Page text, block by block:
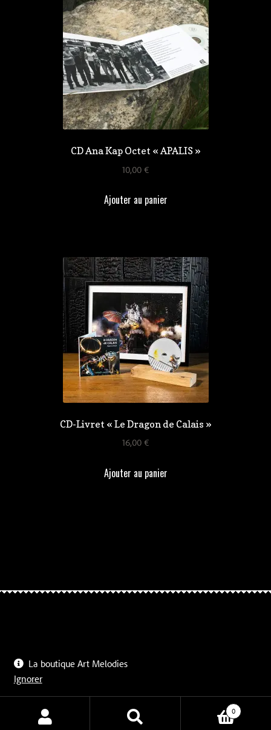
CD Ana Kap Octet « APALIS »
10,00 €
Ajouter au panier
CD-Livret « Le Dragon de Calais »
16,00 €
Ajouter au panier
© Boutique Art Melodies 2026
Recherche
Recherche
0
La boutique Art Melodies
Ignorer